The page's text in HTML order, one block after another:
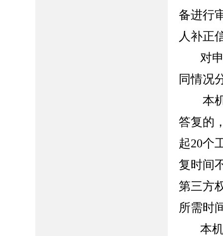
备进行
人补正
对
同情况
本
答复的
起20个
复时间
第三方
所需时
本